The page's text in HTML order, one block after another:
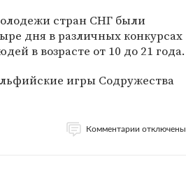
стран СНГ были
дня в различных конкурсах
в возрасте от 10 до 21 года.
игры Содружества
Комментарии отключены